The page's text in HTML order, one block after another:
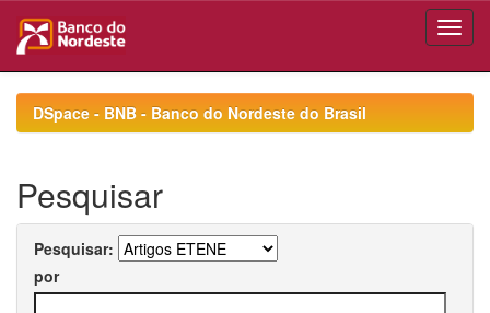
navigationDSpace - BNB - Banco do Nordeste do Brasil
Pesquisar
Pesquisar:
por